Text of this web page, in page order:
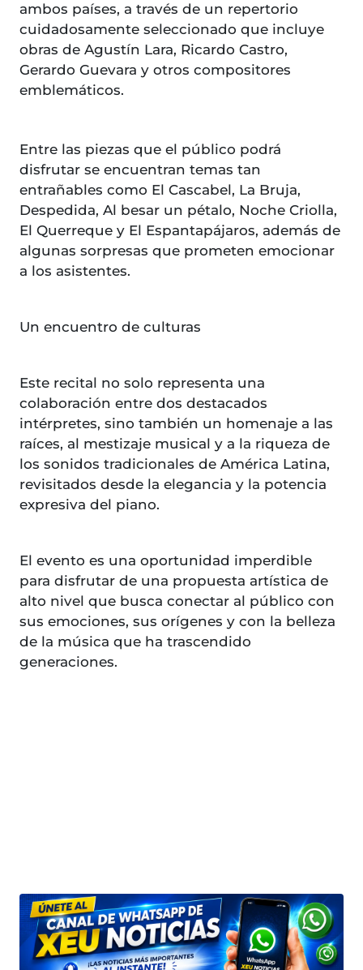
ambos países, a través de un repertorio
cuidadosamente seleccionado que incluye
obras de Agustín Lara, Ricardo Castro,
Gerardo Guevara y otros compositores
emblemáticos.
Entre las piezas que el público podrá
disfrutar se encuentran temas tan
entrañables como El Cascabel, La Bruja,
Despedida, Al besar un pétalo, Noche Criolla,
El Querreque y El Espantapájaros, además de
algunas sorpresas que prometen emocionar
a los asistentes.
Un encuentro de culturas
Este recital no solo representa una
colaboración entre dos destacados
intérpretes, sino también un homenaje a las
raíces, al mestizaje musical y a la riqueza de
los sonidos tradicionales de América Latina,
revisitados desde la elegancia y la potencia
expresiva del piano.
El evento es una oportunidad imperdible
para disfrutar de una propuesta artística de
alto nivel que busca conectar al público con
sus emociones, sus orígenes y con la belleza
de la música que ha trascendido
generaciones.